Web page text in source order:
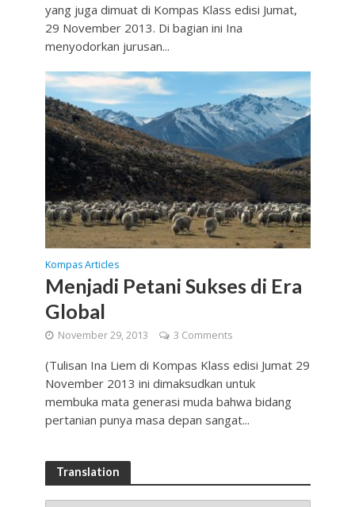
yang juga dimuat di Kompas Klass edisi Jumat,
29 November 2013. Di bagian ini Ina
menyodorkan jurusan...
Kompas Articles
Menjadi Petani Sukses di Era
Global
November 29, 2013 3 Comments
(Tulisan Ina Liem di Kompas Klass edisi Jumat 29
November 2013 ini dimaksudkan untuk
membuka mata generasi muda bahwa bidang
pertanian punya masa depan sangat...
Translation